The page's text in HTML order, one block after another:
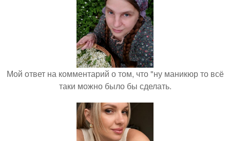
Мой ответ на комментарий о том, что "ну маникюр то всё
таки можно было бы сделать.